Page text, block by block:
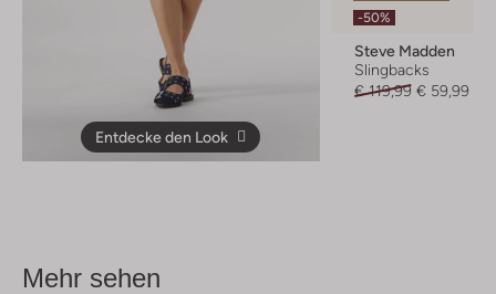
Entdecke den Look
-50%
Steve Madden
Slingbacks
€ 119,99 € 59,99
Mehr sehen